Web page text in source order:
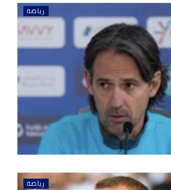
رياضة
رياضة